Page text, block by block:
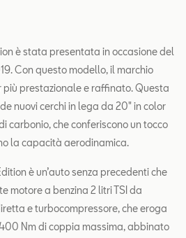
è stata presentata in occasione del
Con questo modello, il marchio
più prestazionale e raffinato. Questa
nuovi cerchi in lega da 20" in color
carbonio, che conferiscono un tocco
la capacità aerodinamica.
è un’auto senza precedenti che
motore a benzina 2 litri TSI da
e turbocompressore, che eroga
Nm di coppia massima, abbinato